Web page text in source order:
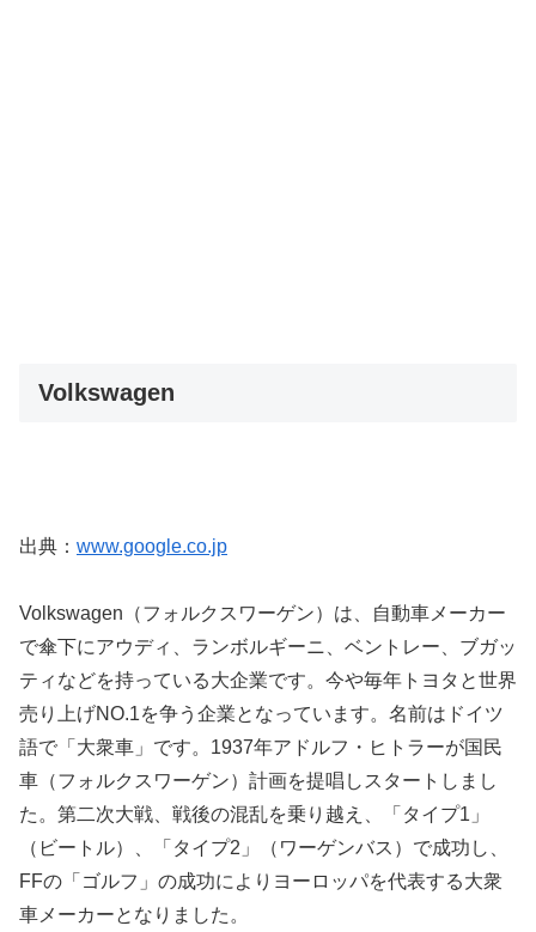
Volkswagen
出典： www.google.co.jp
Volkswagen（フォルクスワーゲン）は、自動車メーカー
で傘下にアウディ、ランボルギーニ、ベントレー、ブガッ
ティなどを持っている大企業です。今や毎年トヨタと世界
売り上げNO.1を争う企業となっています。名前はドイツ
語で「大衆車」です。1937年アドルフ・ヒトラーが国民
車（フォルクスワーゲン）計画を提唱しスタートしまし
た。第二次大戦、戦後の混乱を乗り越え、「タイプ1」
（ビートル）、「タイプ2」（ワーゲンバス）で成功し、
FFの「ゴルフ」の成功によりヨーロッパを代表する大衆
車メーカーとなりました。